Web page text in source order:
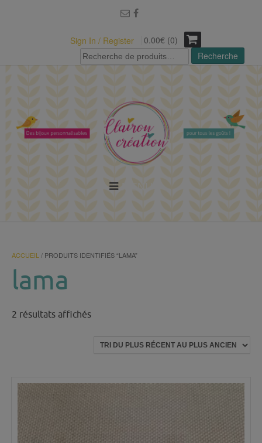
Sign In / Register
0.00€ (0)
Recherche
pour :
Recherche
ACCUEIL / PRODUITS IDENTIFIÉS “LAMA”
lama
2 résultats affichésTrié
plus
plus